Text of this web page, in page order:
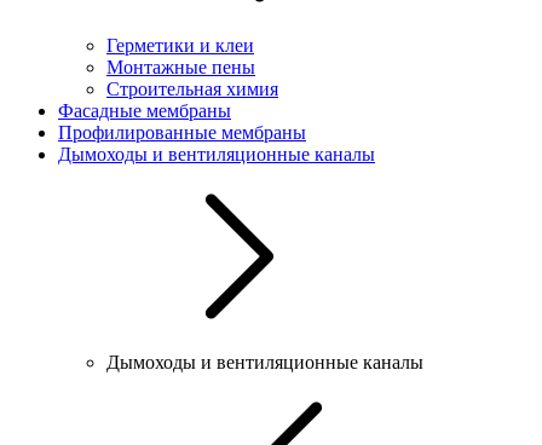
Герметики и клеи
Монтажные пены
Строительная химия
Фасадные мембраны
Профилированные мембраны
Дымоходы и вентиляционные каналы
Дымоходы и вентиляционные каналы